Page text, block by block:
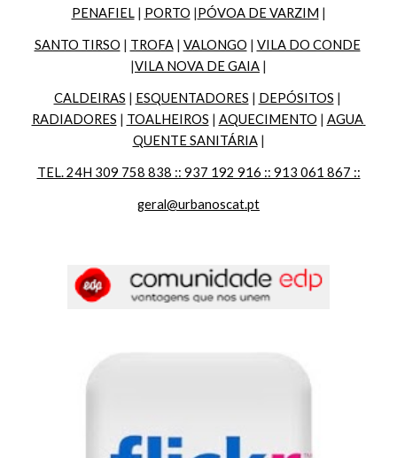
PENAFIEL | PORTO |PÓVOA DE VARZIM |
SANTO TIRSO | TROFA | VALONGO | VILA DO CONDE
|VILA NOVA DE GAIA |
CALDEIRAS | ESQUENTADORES | DEPÓSITOS
RADIADORES | TOALHEIROS | AQUECIMENTO | AGUA
QUENTE SANITÁRIA |
TEL. 24H 309 758 838 :: 937 192 916 :: 913 061 867 ::
geral@urbanoscat.pt